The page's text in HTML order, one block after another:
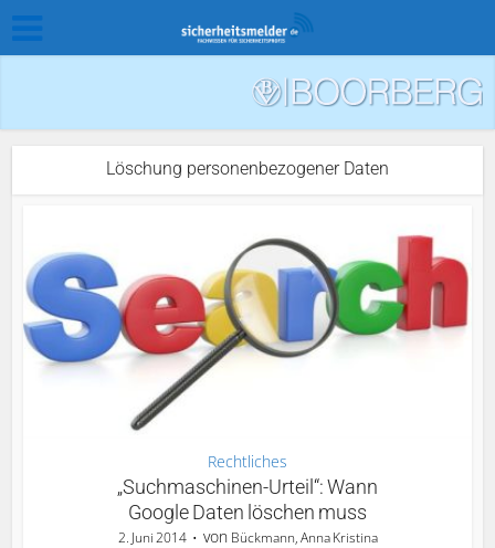
Löschung personenbezogener Daten
Rechtliches
„Suchmaschinen-Urteil“: Wann
Google Daten löschen muss
2. Juni 2014 von Bückmann, Anna Kristina